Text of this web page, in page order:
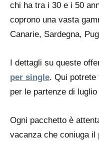
chi ha tra i 30 e i 50
coprono una vasta
Canarie, Sardegna,
I dettagli su queste
per single. Qui
per le partenze di
Ogni pacchetto è
vacanza che coniuga